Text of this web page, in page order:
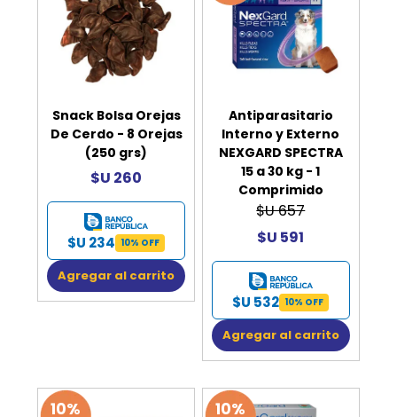
Snack Bolsa Orejas
De Cerdo - 8 Orejas
(250 grs)
$U 260
$U 234 10% OFF
Agregar al carrito
Antiparasitario
Interno y Externo
NEXGARD SPECTRA
15 a 30 kg - 1
Comprimido
$U 657
$U 591
$U 532 10% OFF
Agregar al carrito
10% 10%